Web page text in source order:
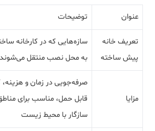
عنوان توضیحات
تعریف خانه‌
پیش‌ ساخته
سازه‌هایی که در کارخانه
به محل نصب منتقل
مزایا
صرفه‌جویی در زمان و
قابل حمل، مناسب برای
سازگار با محیط زیست